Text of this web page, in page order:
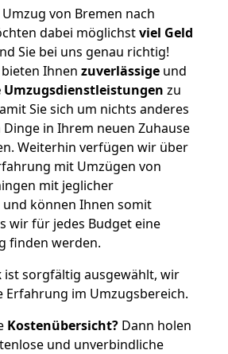
von Bremen nach
dabei möglichstviel Geld
Sie bei uns genau richtig!
Ihnen zuverlässige und
zu
Sie sich um nichts anderes
in Ihrem neuen Zuhause
Weiterhin verfügen wir über
mit Umzügen von
mit jeglicher
können Ihnen somit
wir für jedes Budget eine
finden werden.
ist sorgfältig ausgewählt, wir
Erfahrung im Umzugsbereich.
Kostenübersicht? Dann holen
und unverbindliche